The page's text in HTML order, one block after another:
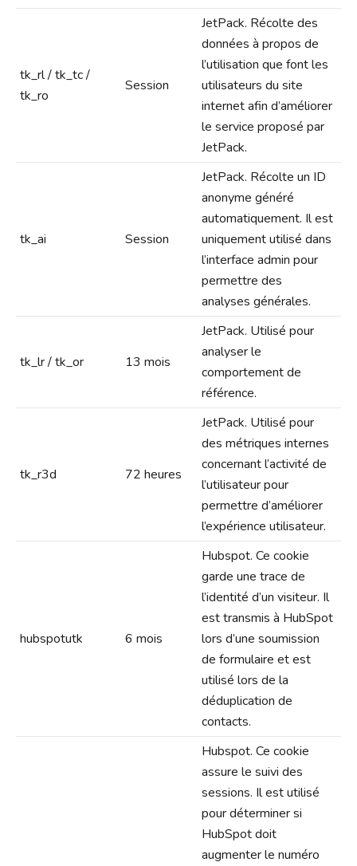
tk_rl / tk_tc /
tk_ro
Session
JetPack. Récolte des
données à propos de
l’utilisation que font les
utilisateurs du site
internet afin d’améliorer
le service proposé par
JetPack.
tk_ai Session
JetPack. Récolte un ID
anonyme généré
automatiquement. Il est
uniquement utilisé dans
l’interface admin pour
permettre des
analyses générales.
tk_lr / tk_or 13 mois
JetPack. Utilisé pour
analyser le
comportement de
référence.
tk_r3d 72 heures
JetPack. Utilisé pour
des métriques internes
concernant l’activité de
l’utilisateur pour
permettre d’améliorer
l’expérience utilisateur.
hubspotutk 6 mois
Hubspot. Ce cookie
garde une trace de
l’identité d’un visiteur. Il
est transmis à HubSpot
lors d’une soumission
de formulaire et est
utilisé lors de la
déduplication de
contacts.
Hubspot. Ce cookie
assure le suivi des
sessions. Il est utilisé
pour déterminer si
HubSpot doit
augmenter le numéro